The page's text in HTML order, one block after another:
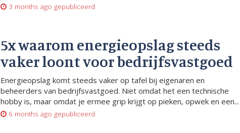
3 months ago gepubliceerd
5x waarom energieopslag steeds
vaker loont voor bedrijfsvastgoed
Energieopslag komt steeds vaker op tafel bij eigenaren en
beheerders van bedrijfsvastgoed. Niet omdat het een technische
hobby is, maar omdat je ermee grip krijgt op pieken, opwek en een...
6 months ago gepubliceerd